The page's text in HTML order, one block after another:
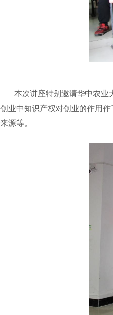
本次讲座特别邀请华中农业
创业中知识产权对创业的作用
来源等。